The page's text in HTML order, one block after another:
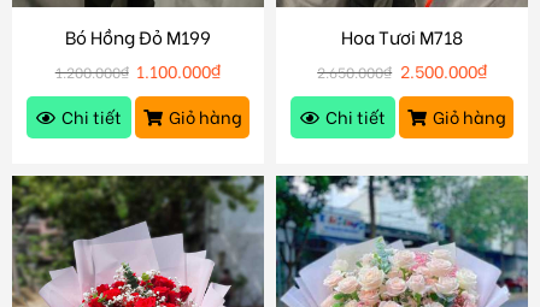
Bó Hồng Đỏ M199
1.200.000₫ 1.100.000₫
Chi tiết
Giỏ hàng
Hoa Tươi M718
2.650.000₫ 2.500.000₫
Chi tiết
Giỏ hàng